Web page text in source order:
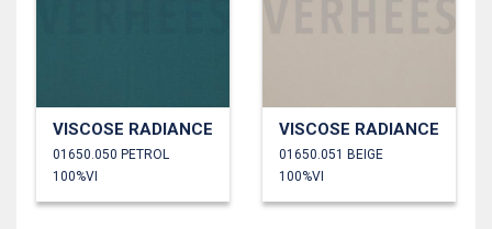
VISCOSE RADIANCE
01650.050 PETROL
100%VI
VISCOSE RADIANCE
01650.051 BEIGE
100%VI